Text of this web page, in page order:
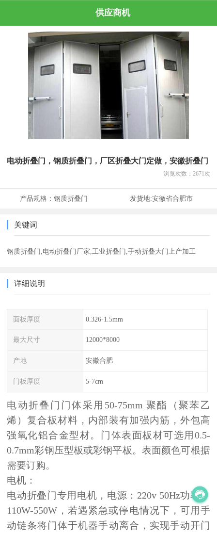
供应商机
电动折叠门，钢质折叠门，厂区折叠大门定做，安徽折叠门
浏览次数： 2671 次
产品规格： 钢质折叠门 发货地:安徽省合肥市
关键词
钢质折叠门,电动折叠门厂家,工业折叠门,手动折叠大门上产加工
详细说明
面板厚度 0.326-1.5mm
最大尺寸 12000*8000
产地 安徽合肥
门板厚度 5-7cm
电动折叠门门体采用 50-75mm 聚酯（聚苯乙
烯）复合板材料，内部装有加强内筋，外包高
强氧化铝合金型材。门体表面板材可选用0.5-
0.7mm彩钢压型板或彩钢平板。表面颜色可根据
需要订购。
电机：
电动折叠门专用电机，电源： 220v 50Hz功率：
110W-550W，若遇紧急或停电情况下，可用手
动链条将门体于机器手动离合，实现手动开门